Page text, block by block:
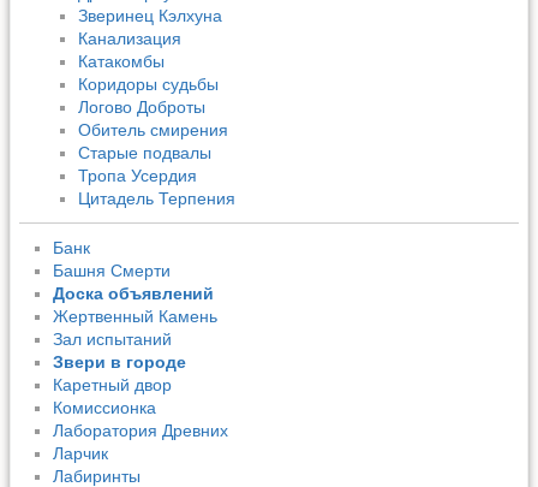
Зверинец Кэлхуна
Канализация
Катакомбы
Коридоры судьбы
Логово Доброты
Обитель смирения
Старые подвалы
Тропа Усердия
Цитадель Терпения
Банк
Башня Смерти
Доска объявлений
Жертвенный Камень
Зал испытаний
Звери в городе
Каретный двор
Комиссионка
Лаборатория Древних
Ларчик
Лабиринты